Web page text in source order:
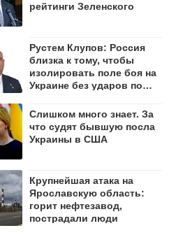
рейтинги Зеленского
Рустем Клупов: Россия
близка к тому, чтобы
изолировать поле боя на
Украине без ударов по
Слишком много знает. За
что судят бывшую посла
Украины в США
Крупнейшая атака на
Ярославскую область:
горит нефтезавод,
пострадали люди